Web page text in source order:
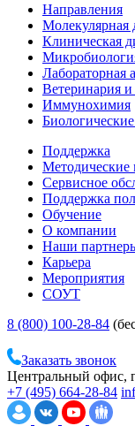
Направления
Молекулярная
Клиническая
Лабораторная
Ветеринария
Иммунохимия
Поддержка
Методические
Сервисное
Поддержка
Обучение
О компании
Наши
Карьера
Мероприятия
СОУТ
8 (800) 100-28-84
Заказать звонок
Центральный офис,
+7 (495) 664-28-84